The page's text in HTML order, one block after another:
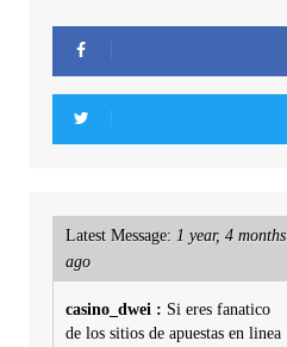
Latest Message: 1 year, 4 months
ago
casino_dwei : Si eres fanatico
de los sitios de apuestas en linea